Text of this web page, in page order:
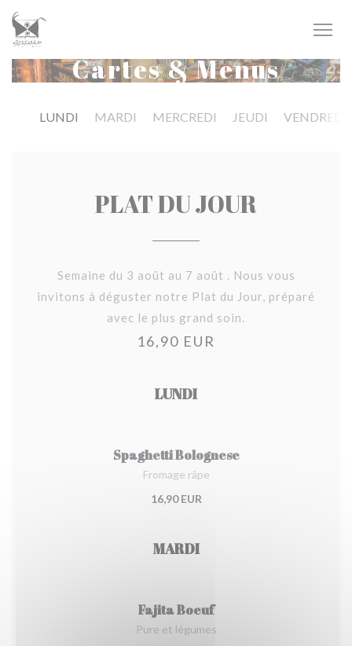
Personnalisation de vos choix en matière de cookies
Cartes & Menus
LUNDI MARDI MERCREDI JEUDI VENDREDI
PLAT DU JOUR
Semaine du 3 août au 7 août . Nous vous
invitons à déguster notre Plat du Jour, préparé
avec le plus grand soin.
16,90 EUR
LUNDI
Spaghetti Bolognese
Fromage râpe
16,90 EUR
MARDI
Fajita Boeuf
Pure et légumes